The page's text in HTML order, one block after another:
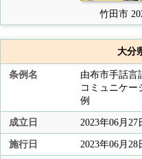
竹田市
大分
条例名
由布市手話言
コミュニケー
例
成立日 2023年06月27
施行日 2023年06月28